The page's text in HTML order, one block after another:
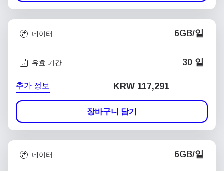
데이터 6GB/일
유효 기간 30 일
추가 정보 KRW 117,291
장바구니 담기
데이터 6GB/일